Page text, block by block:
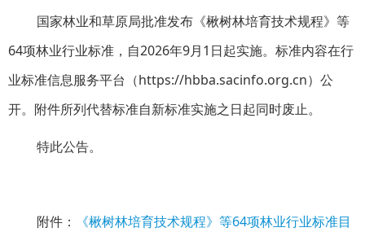
国家林业和草原局批准发布《楸树林培育技术规程》等
64项林业行业标准，自2026年9月1日起实施。标准内容在行
业标准信息服务平台（https://hbba.sacinfo.org.cn）公
开。附件所列代替标准自新标准实施之日起同时废止。
特此公告。
附件：
《楸树林培育技术规程》等64项林业行业标准目